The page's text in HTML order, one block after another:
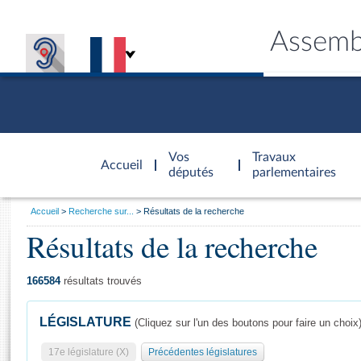
Accueil
d'accueil
Vos
députés
Travaux
parlementaires
Général
Vous
Accueil Recherche sur... Résultats de la recherche
Résultats de la recherche
166584résultats trouvés
LÉGISLATURE (Cliquez sur l'un des boutons pour faire un choix)
17e législature (X) Précédentes législatures